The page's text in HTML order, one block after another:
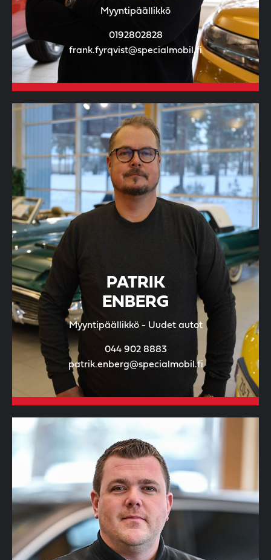
Myyntipäällikkö
0192802828
frank.fyrqvist@specialmobil.fi
PATRIK
ENBERG
Myyntipäällikkö - Uudet autot
044 902 8883
patrik.enberg@specialmobil.fi